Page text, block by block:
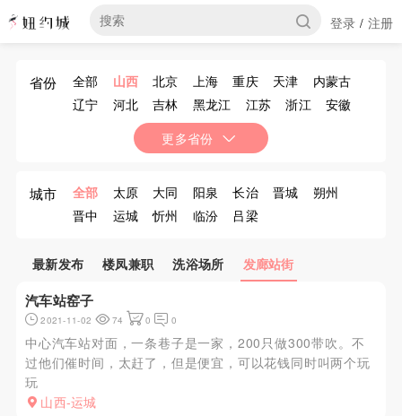
登录 / 注册
省份 全部 山西 北京 上海 重庆 天津
内蒙古
辽宁
河北 吉林 黑龙江 江苏 浙江
安徽
江西 山东 河南 湖北
海南 四川 贵州 云南
更多省份
城市 全部 太原 大同 阳泉 长治 晋城
朔州
晋中
运城 忻州 临汾 吕梁
最新发布 楼凤兼职 洗浴场所 发廊站街
汽车站窑子
2021-11-02 74 0 0
中心汽车站对面，一条巷子是一家，200只做300带吹。不
过他们催时间，太赶了，但是便宜，可以花钱同时叫两个玩
玩
山西-运城